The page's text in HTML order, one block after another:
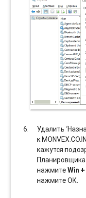
Удалить
к
кажутся
нажмитеWin +
нажмите ОК.